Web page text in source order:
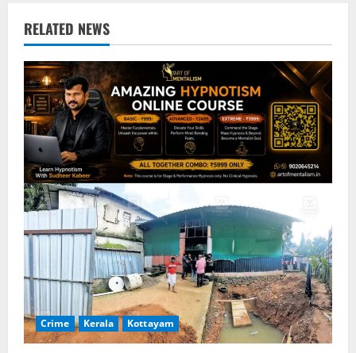
u
e
R
e
a
d
i
n
g
RELATED NEWS
Crime Kerala Kottayam